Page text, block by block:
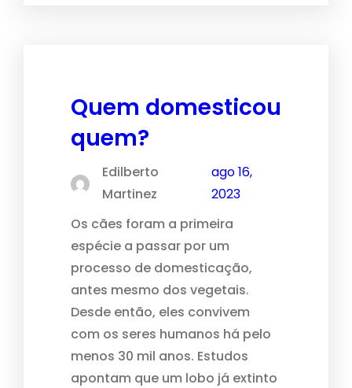
Quem domesticou
quem?
Edilberto
Martinez
ago 16,
2023
Os cães foram a primeira
espécie a passar por um
processo de domesticação,
antes mesmo dos vegetais.
Desde então, eles convivem
com os seres humanos há pelo
menos 30 mil anos. Estudos
apontam que um lobo já extinto